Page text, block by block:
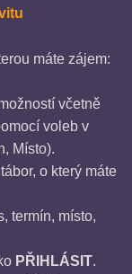
máte zájem:
včetně
voleb v
Místo).
o který máte
termín, místo,
PŘIHLÁSIT.